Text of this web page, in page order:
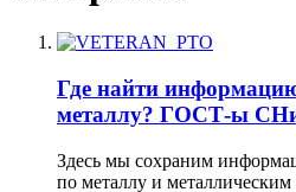
Где найти
металлу? ГОСТ-ы
Здесь мы сохраним
по металлу и